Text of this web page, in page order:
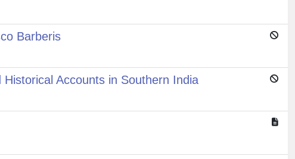
Barberis
Accounts in Southern India